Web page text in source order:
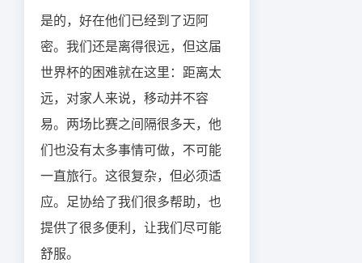
是的，好在他们已经到了迈阿
密。我们还是离得很远，但这届
世界杯的困难就在这里：距离太
远，对家人来说，移动并不容
易。两场比赛之间隔很多天，他
们也没有太多事情可做，不可能
一直旅行。这很复杂，但必须适
应。足协给了我们很多帮助，也
提供了很多便利，让我们尽可能
舒服。